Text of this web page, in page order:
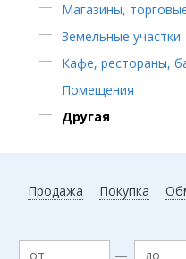
Магазины,
Земельные участки
Кафе, рестораны,
Помещения
Другая
Продажа Покупка
—